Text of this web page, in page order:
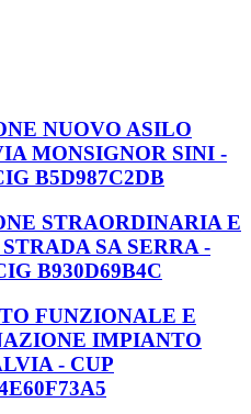
NUOVO ASILO
MONSIGNOR SINI -
B5D987C2DB
STRAORDINARIA E
SA SERRA -
B930D69B4C
FUNZIONALE E
IMPIANTO
- CUP